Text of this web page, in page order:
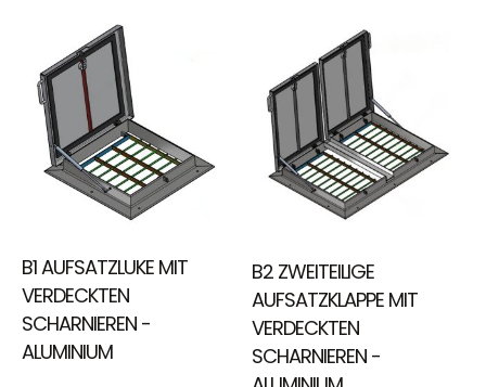
B1 AUFSATZLUKE MIT
VERDECKTEN
SCHARNIEREN -
ALUMINIUM
B2 ZWEITEILIGE
AUFSATZKLAPPE MIT
VERDECKTEN
SCHARNIEREN -